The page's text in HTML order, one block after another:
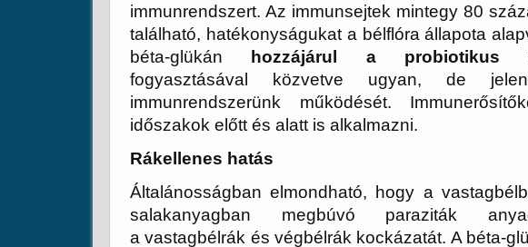
immunrendszert. Az immunsejtek mintegy 80
található, hatékonyságukat a bélflóra állapota
béta-glükán
hozzájárul a probiotikus
fogyasztásával közvetve ugyan, de
immunrendszerünk működését.
időszakok előtt és alatt is alkalmazni.
Rákellenes hatás
Általánosságban elmondható, hogy a
salakanyagban megbúvó paraziták
a vastagbélrák és végbélrák kockázatát. A béta-